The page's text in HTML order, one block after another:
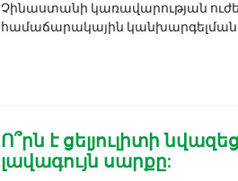
Չինաստանի կառավարության
համաճարակային կանխարգելման
Ո՞րն է ցելյուլիտի
լավագույն սարքը: